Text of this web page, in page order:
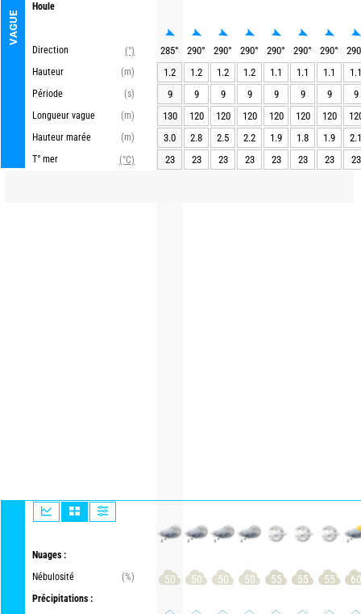
VAGUE
Houle
Direction
(°)
Hauteur
(m)
Période
(s)
Longueur vague
(m)
Hauteur marée
(m)
T° mer
(°C)
Nuages :
Nébulosité
(%)
Précipitations :
285° 290° 290° 290° 290° 290° 290°
290
1.2
1.2 1.2 1.2 1.1 1.1 1.1
1.1
9
9 9 9 9 9 9
9
130
120 120 120 120 120 120
3.0
2.8 2.5 2.2 1.9 1.8 1.9
2.1
23
23 23 23 23 23 23 23
50 50 50 50 55 55 55 60